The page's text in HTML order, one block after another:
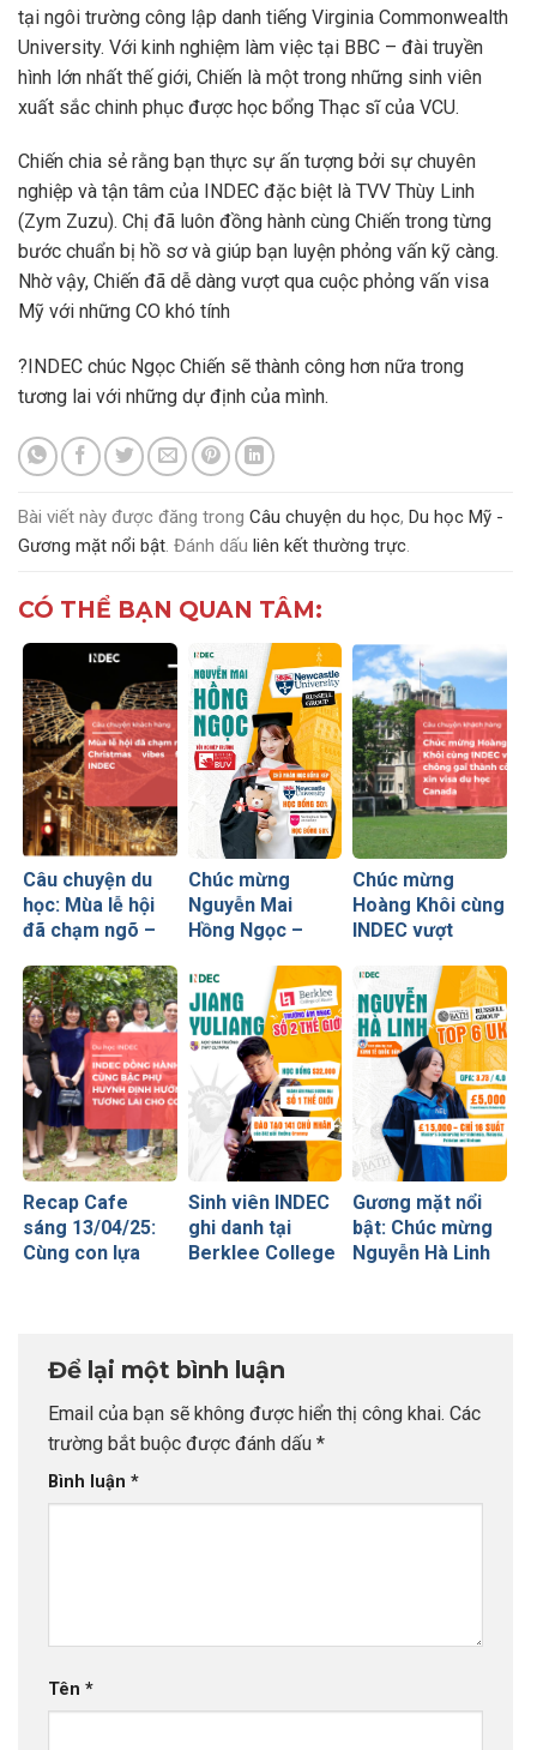
tại ngôi trường công lập danh tiếng Virginia Commonwealth
University. Với kinh nghiệm làm việc tại BBC – đài truyền
hình lớn nhất thế giới, Chiến là một trong những sinh viên
xuất sắc chinh phục được học bổng Thạc sĩ của VCU.
Chiến chia sẻ rằng bạn thực sự ấn tượng bởi sự chuyên
nghiệp và tận tâm của INDEC đặc biệt là TVV Thùy Linh
(Zym Zuzu). Chị đã luôn đồng hành cùng Chiến trong từng
bước chuẩn bị hồ sơ và giúp bạn luyện phỏng vấn kỹ càng.
Nhờ vậy, Chiến đã dễ dàng vượt qua cuộc phỏng vấn visa
Mỹ với những CO khó tính
?INDEC chúc Ngọc Chiến sẽ thành công hơn nữa trong
tương lai với những dự định của mình.
Bài viết này được đăng trong Câu chuyện du học, Du học Mỹ -
Gương mặt nổi bật . Đánh dấu liên kết thường trực
CÓ THỂ BẠN QUAN TÂM:
Câu chuyện du
học: Mùa lễ hội
đã chạm ngõ –
from INDEC
Chúc mừng
Nguyễn Mai
Hồng Ngọc –
bổng 50% từ
Newcastle
University
Chúc mừng
Hoàng Khôi cùng
INDEC vượt
công xin visa du
học Canada
Recap Cafe
sáng 13/04/25:
Cùng con lựa
đường Du học –
Phụ huynh
trường THPT
Chuyên Ngoại
Ngữ
Sinh viên INDEC
ghi danh tại
Berklee College
Gương mặt nổi
bật: Chúc mừng
Nguyễn Hà Linh
Để lại một bình luận
Email của bạn sẽ không được hiển thị công khai. Các
trường bắt buộc được đánh dấu *
Bình luận *
Tên *